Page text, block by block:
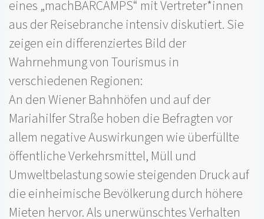
eines „machBARCAMPS“ mit Vertreter*innen
aus der Reisebranche intensiv diskutiert. Sie
zeigen ein differenziertes Bild der
Wahrnehmung von Tourismus in
verschiedenen Regionen:
An den Wiener Bahnhöfen und auf der
Mariahilfer Straße hoben die Befragten vor
allem negative Auswirkungen wie überfüllte
öffentliche Verkehrsmittel, Müll und
Umweltbelastung sowie steigenden Druck auf
die einheimische Bevölkerung durch höhere
Mieten hervor. Als unerwünschtes Verhalten